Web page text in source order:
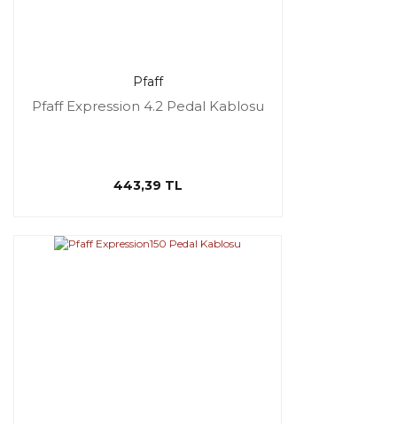
Pfaff
Pfaff Expression 4.2 Pedal Kablosu
443,39 TL